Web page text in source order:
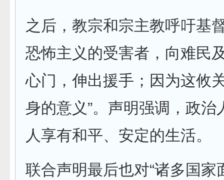
之后，教宗和宗主教呼吁基
恐怖主义的受害者，向难民
心门，伸出援手；因为这攸
身的意义”。声明强调，政治
人享有和平、安定的生活。
联合声明最后也对“诸多国家